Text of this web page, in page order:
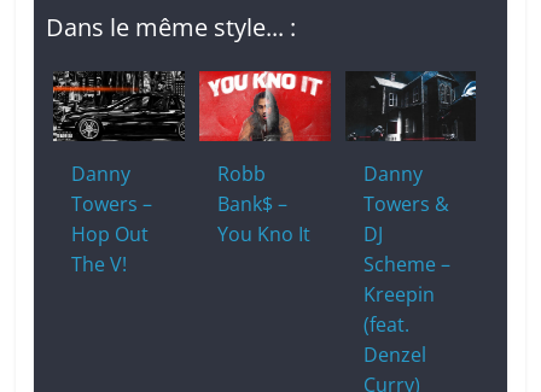
Dans le même style... :
Danny
Towers –
Hop Out
The V!
Robb
Bank$ –
You Kno It
Danny
Towers &
DJ
Scheme –
Kreepin
(feat.
Denzel
Curry)